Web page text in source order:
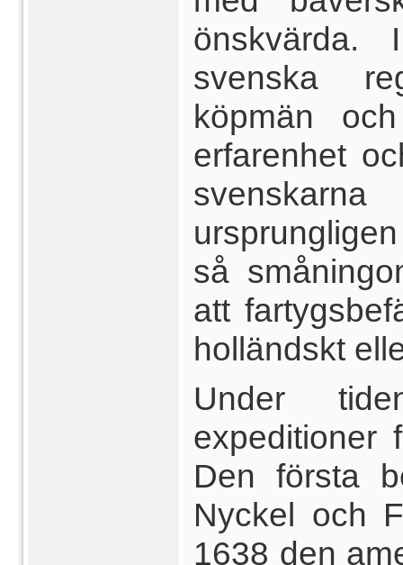
önskvärda.
svenska
köpmän
erfarenhet
så
att
holländskt
Under
expeditioner
Den första
Nyckel och
1638 den